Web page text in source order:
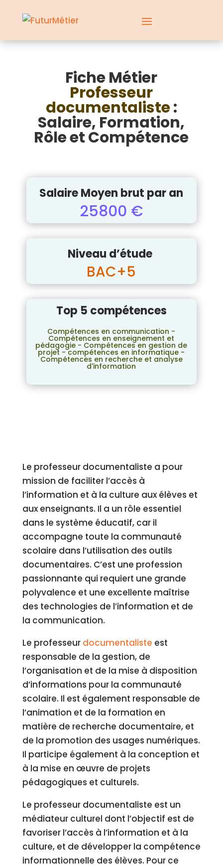
Fiche Métier
Professeur
documentaliste:
Salaire, Formation,
Rôle et Compétence
Salaire Moyen brut par an
25800 €
Niveau d’étude
BAC+5
Top 5 compétences
Compétences en communication -
Compétences en enseignement et
pédagogie - Compétences en gestion de
projet - compétences en informatique -
Compétences en recherche et analyse
d'information
Le professeur documentaliste a pour
mission de faciliter l’accès à
l’information et à la culture aux élèves et
aux enseignants. Il a un rôle essentiel
dans le système éducatif, car il
accompagne toute la communauté
scolaire dans l’utilisation des outils
documentaires. C’est une profession
passionnante qui requiert une grande
polyvalence et une excellente maîtrise
des technologies de l’information et de
la communication.
Le professeur documentaliste est
responsable de la gestion, de
l’organisation et de la mise à disposition
d’informations pour la communauté
scolaire. Il est également responsable de
l’animation et de la formation en
matière de recherche documentaire, et
de la promotion des usages numériques.
Il participe également à la conception et
à la mise en œuvre de projets
pédagogiques et culturels.
Le professeur documentaliste est un
médiateur culturel dont l’objectif est de
favoriser l’accès à l’information et à la
culture, et de développer la compétence
informationnelle des élèves. Pour ce